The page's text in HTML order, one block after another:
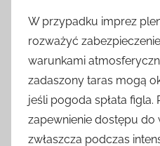
W przypadku imprez
rozważyć
warunkami
zadaszony taras mogą
jeśli pogoda spłata figla.
zapewnienie dostępu do
zwłaszcza podczas